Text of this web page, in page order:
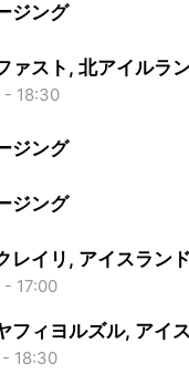
ジング
ァスト, 北アイルラ
- 18:30
ジング
ジング
レイリ, アイスラン
- 17:00
フィヨルズル, アイ
- 18:30